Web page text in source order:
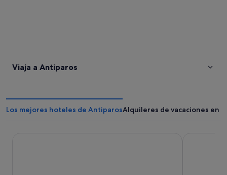
Viaja a Antiparos
Los mejores hoteles de AntiparosAlquileres de vacaciones en